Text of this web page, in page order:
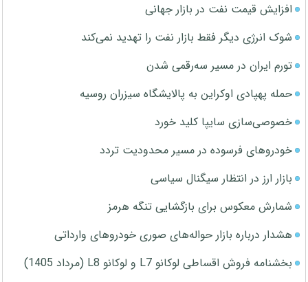
افزایش قیمت نفت در بازار جهانی
شوک انرژی دیگر فقط بازار نفت را تهدید نمی‌کند
تورم ایران در مسیر سه‌رقمی شدن
حمله پهپادی اوکراین به پالایشگاه سیزران روسیه
خصوصی‌سازی سایپا کلید خورد
خودروهای فرسوده در مسیر محدودیت تردد
بازار ارز در انتظار سیگنال سیاسی
شمارش معکوس برای بازگشایی تنگه هرمز
هشدار درباره بازار حواله‌های صوری خودروهای وارداتی
بخشنامه فروش اقساطی لوکانو L7 و لوکانو L8 (مرداد 1405)